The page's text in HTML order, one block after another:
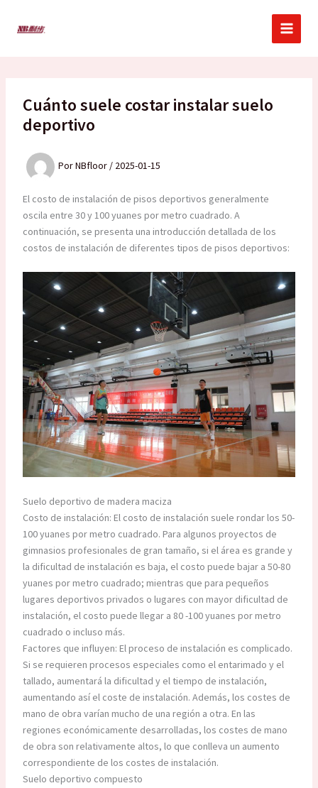
Cuánto suele costar instalar suelo
deportivo
PorNBfloor / 2025-01-15
El costo de instalación de pisos deportivos generalmente
oscila entre 30 y 100 yuanes por metro cuadrado. A
continuación, se presenta una introducción detallada de los
costos de instalación de diferentes tipos de pisos deportivos:
Suelo deportivo de madera maciza
Costo de instalación: El costo de instalación suele rondar los 50-
100 yuanes por metro cuadrado. Para algunos proyectos de
gimnasios profesionales de gran tamaño, si el área es grande y
la dificultad de instalación es baja, el costo puede bajar a 50-80
yuanes por metro cuadrado; mientras que para pequeños
lugares deportivos privados o lugares con mayor dificultad de
instalación, el costo puede llegar a 80 -100 yuanes por metro
cuadrado o incluso más.
Factores que influyen: El proceso de instalación es complicado.
Si se requieren procesos especiales como el entarimado y el
tallado, aumentará la dificultad y el tiempo de instalación,
aumentando así el coste de instalación. Además, los costes de
mano de obra varían mucho de una región a otra. En las
regiones económicamente desarrolladas, los costes de mano
de obra son relativamente altos, lo que conlleva un aumento
correspondiente de los costes de instalación.
Suelo deportivo compuesto